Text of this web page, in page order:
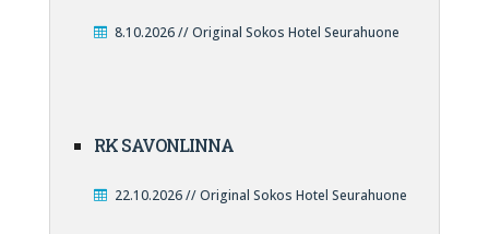
8.10.2026 // Original Sokos Hotel Seurahuone
RK SAVONLINNA
22.10.2026 // Original Sokos Hotel Seurahuone